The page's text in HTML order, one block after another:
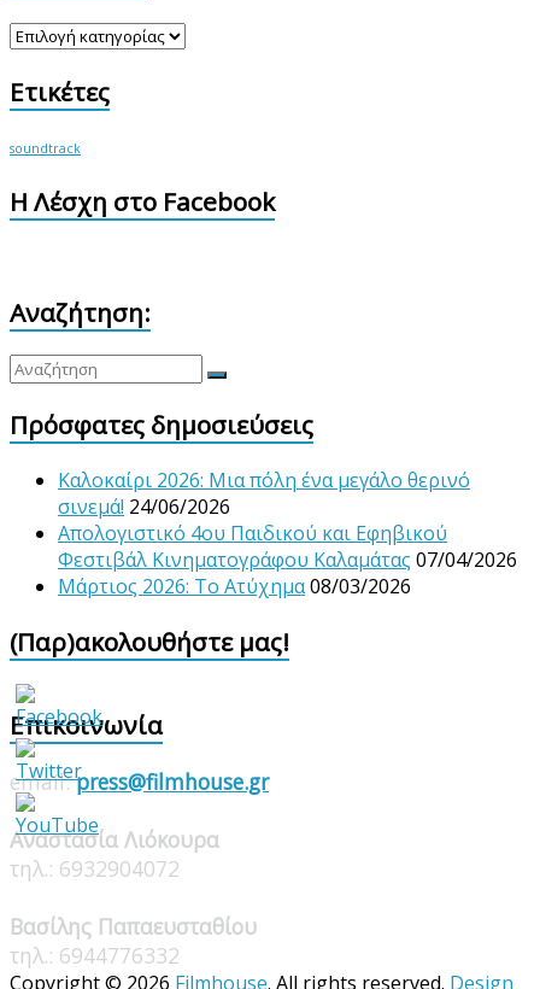
Κατηγορίες
Ετικέτες
soundtrack
Η Λέσχη στο Facebook
Αναζήτηση:
Πρόσφατες δημοσιεύσεις
Καλοκαίρι 2026: Μια πόλη ένα μεγάλο θερινό
σινεμά! 24/06/2026
Απολογιστικό 4ου Παιδικού και Εφηβικού
Φεστιβάλ Κινηματογράφου Καλαμάτας 07/04/2026
Μάρτιος 2026: Το Ατύχημα08/03/2026
(Παρ)ακολουθήστε μας!
Επικοινωνία
email:press@filmhouse.gr
Αναστασία Λιόκουρα
τηλ.: 6932904072
Βασίλης Παπαευσταθίου
τηλ.: 6944776332
Copyright © 2026 Filmhouse. All rights reserved. Design